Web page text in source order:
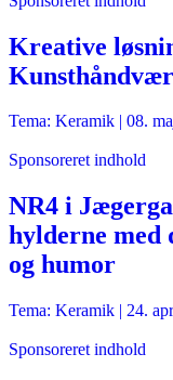
Kreative
Tema: Keramik | 08.
Sponsoreret indhold
NR4 i
hylderne med
og humor
Tema: Keramik | 24.
Sponsoreret indhold